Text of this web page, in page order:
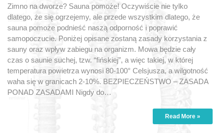
Zimno na dworze? Sauna pomoże! Oczywiście nie tylko
dlatego, że się ogrzejemy, ale przede wszystkim dlatego, że
sauna pomoże podnieść naszą odporność i poprawić
samopoczucie. Poniżej opisane zostaną zasady korzystania z
sauny oraz wpływ zabiegu na organizm. Mowa będzie cały
czas o saunie suchej, tzw. “fińskiej”, a więc takiej, w której
temperatura powietrza wynosi 80-100° Celsjusza, a wilgotność
waha się w granicach 2-10%. BEZPIECZEŃSTWO – ZASADA
PONAD ZASADAMI Nigdy do…
Read More »